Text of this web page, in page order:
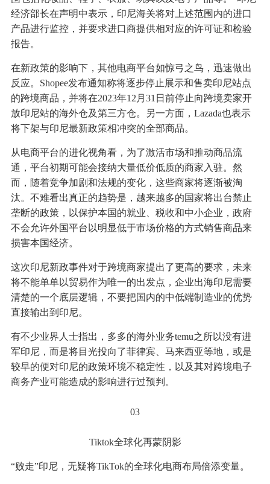
经济部长在声明中表示，印尼海关将对上述范围内的进口
产品进行监控，并要求进口商提供相对应的许可证和检验
报告。
在新政策的影响下，其他电商平台如惊弓之鸟，迅速做出
反应。Shopee发布通知称将逐步停止展示和售卖印尼站点
的跨境商品，并将在2023年12月31日前停止向跨境卖家开
放印尼站的海外仓及第三方仓。另一方面，Lazada也表示
将下架与印尼最新政策相冲突的全部商品。
从电商平台的进化视角看，为了激活市场和推动商品流
通，平台初期可能会接纳大量低价低质的商家入驻。然
而，随着竞争加剧和法规的变化，这些商家将逐渐被淘
汰。不难看出真正的趋势是，越来越多的国家将出台禁止
垄断的政策，以保护本国的就业、税收和中小企业，政府
不会允许外国平台以明显低于市场价格的方式销售商品来
损害本国经济。
这次印尼新政事件对于跨境商家提出了更高的要求，未来
将不能单单以贸易作为唯一的出发点，企业出海印尼需要
清楚的一个底层逻辑，不要把国内的中低端制造业的优势
直接输出到印尼。
有不少业界人士指出，多多的海外业务temu之所以没有进
军印尼，而是将目光投向了菲律宾、马来西亚等地，或是
较早的便对印尼的政策环境不稳定性，以及其对跨境电子
商务产业可能造成的影响进行过预判。
03
Tiktok全球化再蒙阴影
“败走”印尼，无疑将TikTok的全球化电商布局倍添变量。